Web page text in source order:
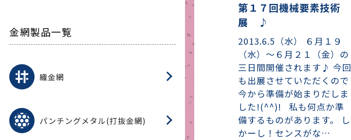
金網製品一覧
織金網
平織金網網目一覧表
綾織金網網目一覧表
特殊線材メッシュ網目一覧
マグネステン ®金網
マグネステン ®金網網目一覧表
平畳織金網
綾畳織金網
クリンプ織金網
ロッククリンプ織金網
フラットトップ織金網
(滑面式金網)
トンキャップ織金網
(長目金網)
タイロッド織金網
振動篩用金網について
JIS試験用ふるい
ワイヤーネットコンベヤー
装飾用織金網
ワイヤーゲージ（線番）
織金網加工品
パンチングメタル(打抜金網)
金型パターン
在庫リスト
造粒機及び粉砕機用
遠心分離機用
スーパーパンチング™
SUPER PUNCHING™
スーパーパンチング™
標準金型リスト
スーパーパンチング™
在庫リスト
ODSサニタリーストレーナー™
二相ステンレス鋼パンチング
耐摩耗鋼板HARDOX®
エンボス・ディンプル加工
樹脂パンチング™
（プラスチックパンチング）
セレクト カラー・サイズ
樹脂パンチング™（PVC）
オーダーシート
（炭素繊維強化熱可塑性樹
大開孔率パンチング™
（X-OPEN AREA
PUNCHING）
C.G.P/コンピューター
グラフィックパンチング
開孔率自動計算(%)
重量自動計算(kg)
パンチングメタル加工品
第１７回機械要素技術
展 ♪
2013.6.5（水） ６月１９
（水）～６月２１（金）の
三日間開催されます♪ 今回
も出展させていただくので
今から準備が始まりだしま
した!(^^)! 私も何点か準
備するものがあります。 し
かーし！センスがな…